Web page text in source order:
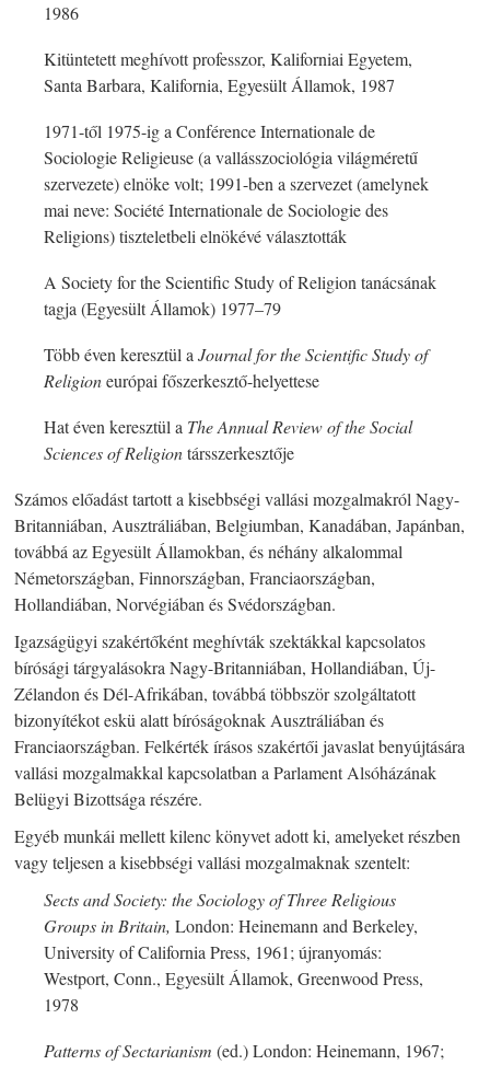
1986
Kitüntetett meghívott professzor, Kaliforniai Egyetem,
Santa Barbara, Kalifornia, Egyesült Államok, 1987
1971-től 1975-ig a Conférence Internationale de
Sociologie Religieuse (a vallásszociológia világméretű
szervezete) elnöke volt; 1991-ben a szervezet (amelynek
mai neve: Société Internationale de Sociologie des
Religions) tiszteletbeli elnökévé választották
A Society for the Scientific Study of Religion tanácsának
tagja (Egyesült Államok) 1977–79
Több éven keresztül a Journal for the Scientific Study of
Religioneurópai főszerkesztő-helyettese
Hat éven keresztül a The Annual Review of the Social
Sciences of Religiontársszerkesztője
Számos előadást tartott a kisebbségi vallási mozgalmakról Nagy-
Britanniában, Ausztráliában, Belgiumban, Kanadában, Japánban,
továbbá az Egyesült Államokban, és néhány alkalommal
Németországban, Finnországban, Franciaországban,
Hollandiában, Norvégiában és Svédországban.
Igazságügyi szakértőként meghívták szektákkal kapcsolatos
bírósági tárgyalásokra Nagy-Britanniában, Hollandiában, Új-
Zélandon és Dél-Afrikában, továbbá többször szolgáltatott
bizonyítékot eskü alatt bíróságoknak Ausztráliában és
Franciaországban. Felkérték írásos szakértői javaslat benyújtására
vallási mozgalmakkal kapcsolatban a Parlament Alsóházának
Belügyi Bizottsága részére.
Egyéb munkái mellett kilenc könyvet adott ki, amelyeket részben
vagy teljesen a kisebbségi vallási mozgalmaknak szentelt:
Sects and Society: the Sociology of Three Religious
Groups in Britain, London: Heinemann and Berkeley,
University of California Press, 1961; újranyomás:
Westport, Conn., Egyesült Államok, Greenwood Press,
1978
Patterns of Sectarianism (ed.) London: Heinemann, 1967;